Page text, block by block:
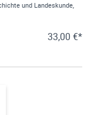
und Landeskunde,
33,00 €*